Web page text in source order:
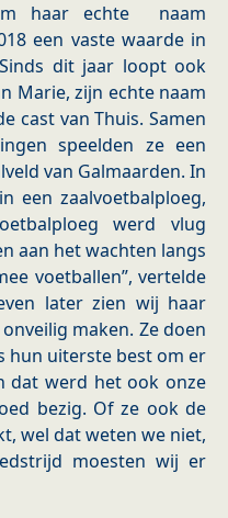
haar echte naam
een vaste waarde in
dit jaar loopt ook
Marie, zijn echte naam
cast van Thuis. Samen
speelden ze een
van Galmaarden. In
een zaalvoetbalploeg,
werd vlug
aan het wachten langs
voetballen”, vertelde
later zien wij haar
maken. Ze doen
hun uiterste best om er
dat werd het ook onze
bezig. Of ze ook de
wel dat weten we niet,
moesten wij er